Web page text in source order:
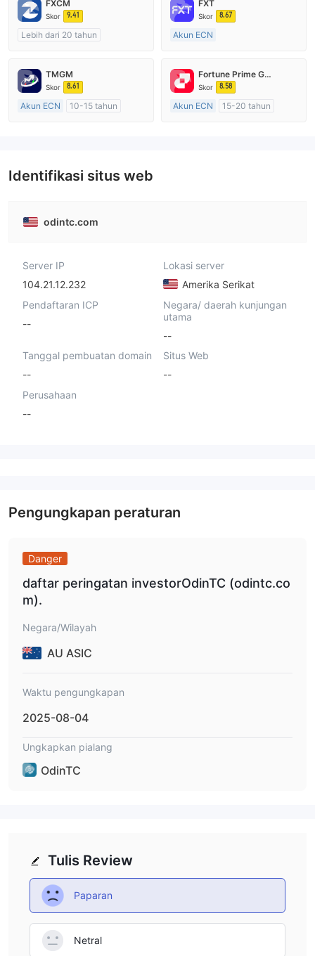
FXCM
Skor 9.41
Lebih dari 20 tahun
Market Maker (MM)
Lisensi Penuh MT4
FXT
Skor 8.67
Akun ECN
Diatur di Australia
Market Maker (MM)
TMGM
Skor 8.61
Akun ECN
10-15 tahun
Fortune Prime Global
Skor 8.58
Akun ECN
15-20 tahun
Identifikasi situs web
odintc.com
Server IP
104.21.12.232
Lokasi server
Amerika Serikat
Pendaftaran ICP
--
Negara/ daerah kunjungan
utama
--
Tanggal pembuatan domain
--
Situs Web
--
Perusahaan
--
Pengungkapan peraturan
Danger
daftar peringatan investorOdinTC (odintc.co
m).
Negara/Wilayah
AU ASIC
Waktu pengungkapan
2025-08-04
Ungkapkan pialang
OdinTC
Tulis Review
Paparan
Netral